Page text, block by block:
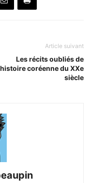
Article suivant
Les récits oubliés de
coréenne du XXe
siècle